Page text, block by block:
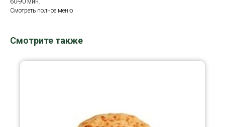
60-90 мин.
Смотреть полное меню
Смотрите также